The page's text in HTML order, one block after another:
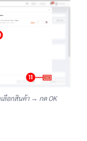
ลือกสินค้า → กด OK